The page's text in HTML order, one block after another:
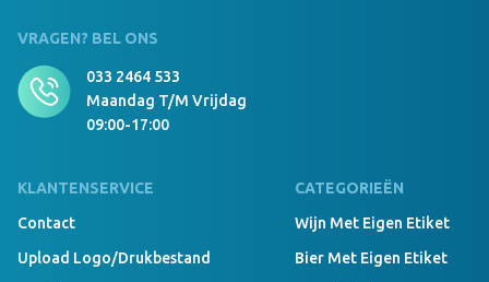
VRAGEN? BEL ONS
033 2464 533
Maandag T/m Vrijdag
09:00-17:00
KLANTENSERVICE
Contact
Upload Logo/drukbestand
CATEGORIEËN
Wijn Met Eigen Etiket
Bier Met Eigen Etiket